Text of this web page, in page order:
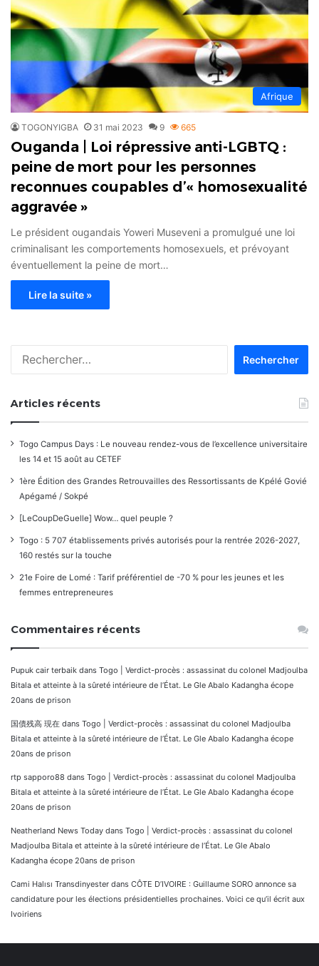
Afrique
TOGONYIGBA 31 mai 2023 9 665
Ouganda | Loi répressive anti-LGBTQ :
peine de mort pour les personnes
reconnues coupables d’« homosexualité
aggravée »
Le président ougandais Yoweri Museveni a promulgué une loi
criminalisant les comportements homosexuels, et prévoyant
éventuellement la peine de mort…
Lire la suite »
Articles récents
Togo Campus Days : Le nouveau rendez-vous de l’excellence universitaire
les 14 et 15 août au CETEF
1ère Édition des Grandes Retrouvailles des Ressortissants de Kpélé Govié
Apégamé / Sokpé
[LeCoupDeGuelle] Wow… quel peuple ?
Togo : 5 707 établissements privés autorisés pour la rentrée 2026-2027,
160 restés sur la touche
21e Foire de Lomé : Tarif préférentiel de -70 % pour les jeunes et les
femmes entrepreneures
Commentaires récents
Pupuk cair terbaik dans Togo | Verdict-procès : assassinat du colonel Madjoulba
Bitala et atteinte à la sûreté intérieure de l’État. Le Gle Abalo Kadangha écope
20ans de prison
国債残高 現在 dans Togo | Verdict-procès : assassinat du colonel Madjoulba
Bitala et atteinte à la sûreté intérieure de l’État. Le Gle Abalo Kadangha écope
20ans de prison
rtp sapporo88 dans Togo | Verdict-procès : assassinat du colonel Madjoulba
Bitala et atteinte à la sûreté intérieure de l’État. Le Gle Abalo Kadangha écope
20ans de prison
Neatherland News Today dans Togo | Verdict-procès : assassinat du colonel
Madjoulba Bitala et atteinte à la sûreté intérieure de l’État. Le Gle Abalo
Kadangha écope 20ans de prison
Cami Halısı Transdinyester dans CÔTE D’IVOIRE : Guillaume SORO annonce sa
candidature pour les élections présidentielles prochaines. Voici ce qu’il écrit aux
Ivoiriens